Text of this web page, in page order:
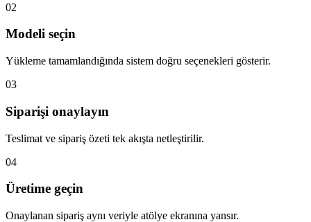
02
Modeli seçin
Yükleme tamamlandığında sistem doğru seçenekleri gösterir.
03
Siparişi onaylayın
Teslimat ve sipariş özeti tek akışta netleştirilir.
04
Üretime geçin
Onaylanan sipariş aynı veriyle atölye ekranına yansır.